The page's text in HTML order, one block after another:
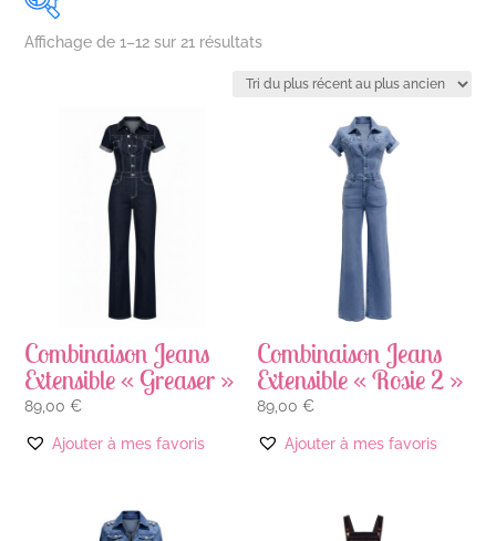
Filtre par couleur
Produit Tailles
Produit Tailles
In stock
Affichage de 1–12 sur 21 résultatsTrié
plus
Combinaison Jeans
Extensible « Greaser »
89,00€
Ajouter à mes favoris
Combinaison Jeans
Extensible « Rosie 2 »
89,00€
Ajouter à mes favoris